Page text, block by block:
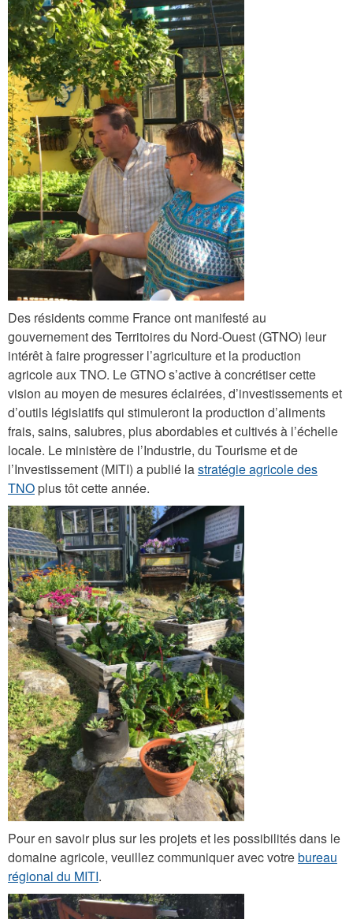
i
m
g
_
1
3
7
5
.
j
p
g
Des résidents comme France ont manifesté au
gouvernement des Territoires du Nord-Ouest (GTNO) leur
intérêt à faire progresser l’agriculture et la production
agricole aux TNO. Le GTNO s’active à concrétiser cette
vision au moyen de mesures éclairées, d’investissements et
d’outils législatifs qui stimuleront la production d’aliments
frais, sains, salubres, plus abordables et cultivés à l’échelle
locale. Le ministère de l’Industrie, du Tourisme et de
l’Investissement (MITI) a publié lastratégie agricole des
TNOplus tôt cette année.
i
m
g
_
1
3
7
7
.
j
p
g
Pour en savoir plus sur les projets et les possibilités dans le
domaine agricole, veuillez communiquer avec votrebureau
régional du MITI.